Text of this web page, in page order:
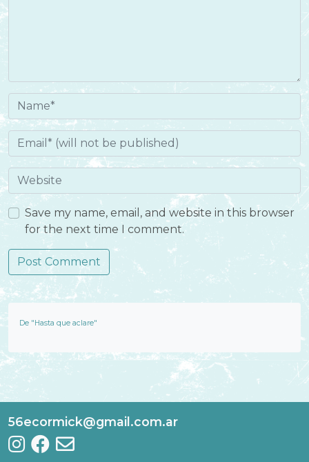
Save my name, email, and website in this browser
for the next time I comment.
De "Hasta que aclare"
56ecormick@gmail.com.ar